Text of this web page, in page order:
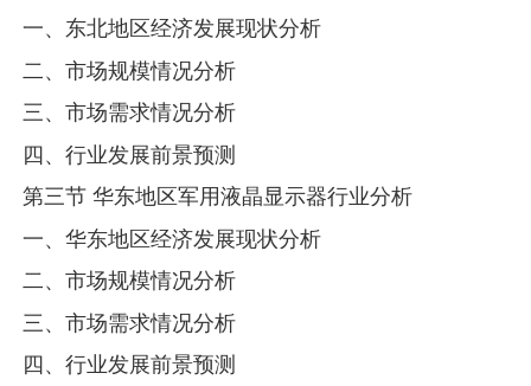
一、东北地区经济发展现状分析
二、市场规模情况分析
三、市场需求情况分析
四、行业发展前景预测
第三节 华东地区军用液晶显示器行业分析
一、华东地区经济发展现状分析
二、市场规模情况分析
三、市场需求情况分析
四、行业发展前景预测